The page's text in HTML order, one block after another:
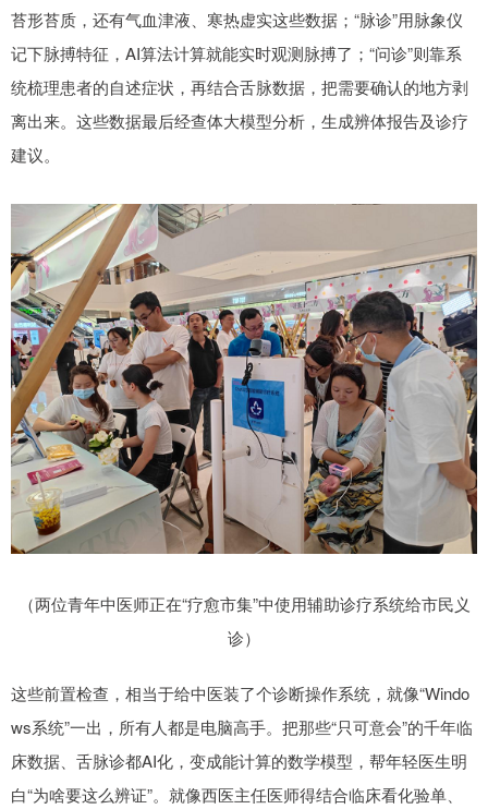
苔形苔质，还有气血津液、寒热虚实这些数据；“脉诊”用脉象仪
记下脉搏特征，AI算法计算就能实时观测脉搏了；“问诊”则靠系
统梳理患者的自述症状，再结合舌脉数据，把需要确认的地方剥
离出来。这些数据最后经查体大模型分析，生成辨体报告及诊疗
建议。
（两位青年中医师正在“疗愈市集”中使用辅助诊疗系统给市民义
诊）
这些前置检查，相当于给中医装了个诊断操作系统，就像“Windo
ws系统”一出，所有人都是电脑高手。把那些“只可意会”的千年临
床数据、舌脉诊都AI化，变成能计算的数学模型，帮年轻医生明
白“为啥要这么辨证”。就像西医主任医师得结合临床看化验单、